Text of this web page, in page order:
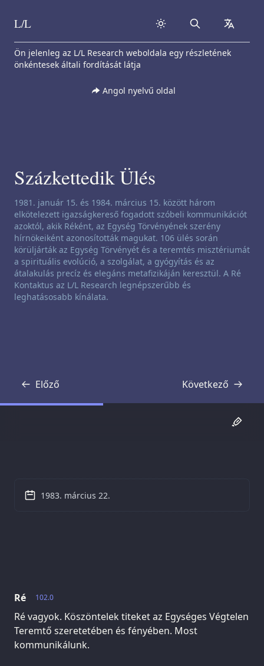
Skip to content
L/L Search
Ön jelenleg az L/L Research weboldala egy részletének
önkéntesek általi fordítását látja
Angol nyelvű oldal
Százkettedik Ülés
Csatornázási nyilatkozat:
1981. január 15. és 1984. március 15. között három
elkötelezett igazságkereső fogadott szóbeli kommunikációt
azoktól, akik Réként, az Egység Törvényének szerény
hírnökeiként azonosították magukat. 106 ülés során
körüljárták az Egység Törvényét és a teremtés misztériumát
a spirituális evolúció, a szolgálat, a gyógyítás és az
átalakulás precíz és elegáns metafizikáján keresztül. A Ré
Kontaktus az L/L Research legnépszerűbb és
leghatásosabb kínálata.
Előző
Átirat Következő
Átirat
102.0
Ré
Ré vagyok. Köszöntelek titeket az Egységes Végtelen
Teremtő szeretetében és fényében. Most
kommunikálunk.
1983. március 22.